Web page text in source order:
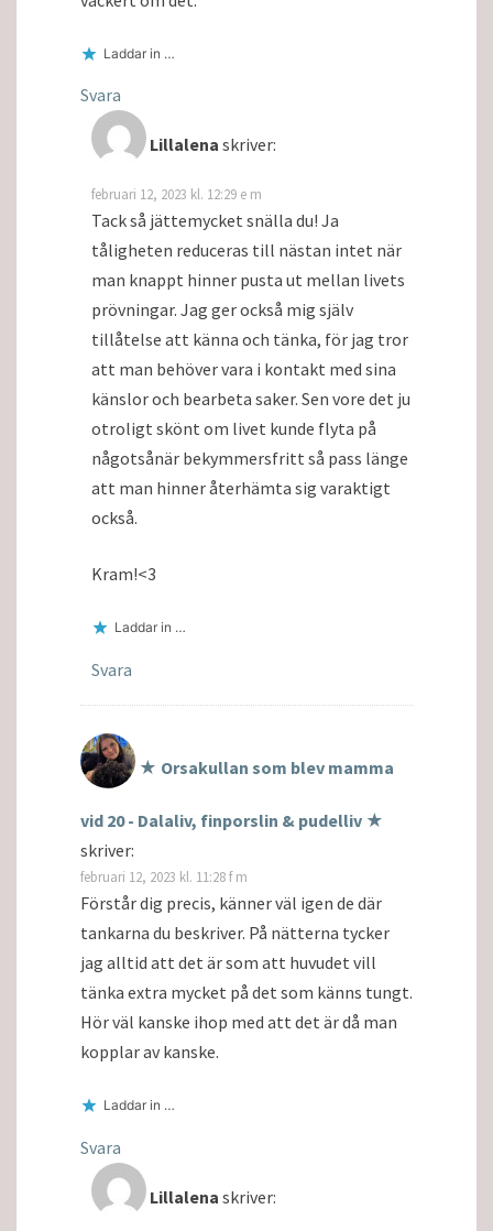
Laddar in …
Svara
Lillalena skriver:
februari 12, 2023 kl. 12:29 e m
Tack så jättemycket snälla du! Ja
tåligheten reduceras till nästan intet när
man knappt hinner pusta ut mellan livets
prövningar. Jag ger också mig själv
tillåtelse att känna och tänka, för jag tror
att man behöver vara i kontakt med sina
känslor och bearbeta saker. Sen vore det ju
otroligt skönt om livet kunde flyta på
någotsånär bekymmersfritt så pass länge
att man hinner återhämta sig varaktigt
också.
Kram!<3
Laddar in …
Svara
★ Orsakullan som blev mamma
vid 20 - Dalaliv, finporslin & pudelliv ★
skriver:
februari 12, 2023 kl. 11:28 f m
Förstår dig precis, känner väl igen de där
tankarna du beskriver. På nätterna tycker
jag alltid att det är som att huvudet vill
tänka extra mycket på det som känns tungt.
Hör väl kanske ihop med att det är då man
kopplar av kanske.
Laddar in …
Svara
Lillalena skriver: